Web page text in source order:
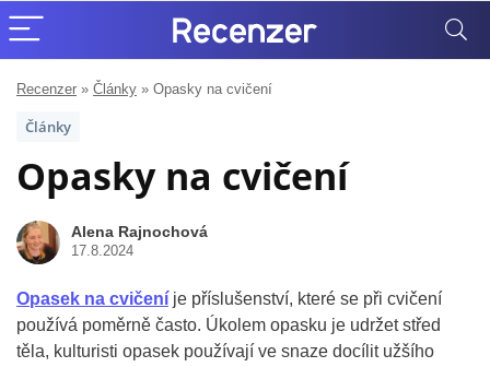
Recenzer » Články » Opasky na cvičení
Články
Opasky na cvičení
Alena Rajnochová
17.8.2024
Opasek na cvičení je příslušenství, které se při cvičení
používá poměrně často. Úkolem opasku je udržet střed
těla, kulturisti opasek používají ve snaze docílit užšího